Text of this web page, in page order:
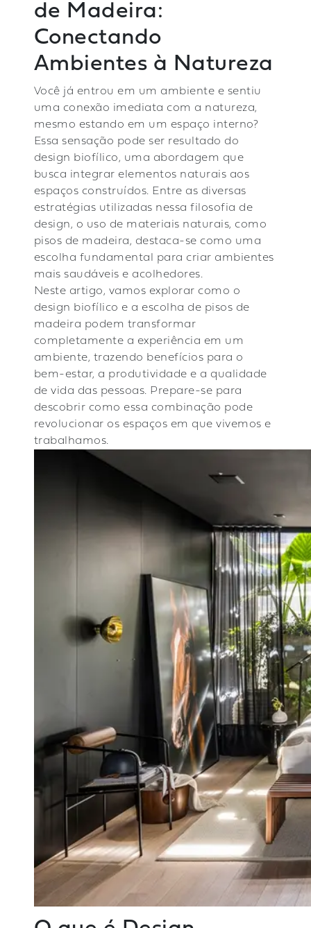
de Madeira:
Conectando
Ambientes à Natureza
Você já entrou em um ambiente e sentiu
uma conexão imediata com a natureza,
mesmo estando em um espaço interno?
Essa sensação pode ser resultado do
design biofílico, uma abordagem que
busca integrar elementos naturais aos
espaços construídos. Entre as diversas
estratégias utilizadas nessa filosofia de
design, o uso de materiais naturais, como
pisos de madeira, destaca-se como uma
escolha fundamental para criar ambientes
mais saudáveis e acolhedores.
Neste artigo, vamos explorar como o
design biofílico e a escolha de pisos de
madeira podem transformar
completamente a experiência em um
ambiente, trazendo benefícios para o
bem-estar, a produtividade e a qualidade
de vida das pessoas. Prepare-se para
descobrir como essa combinação pode
revolucionar os espaços em que vivemos e
trabalhamos.